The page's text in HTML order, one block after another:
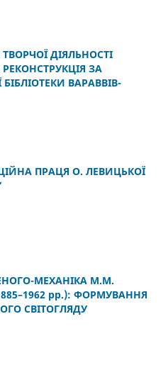
ДІЯЛЬНОСТІ
ЗА
ВАРАВВІВ-
ПРАЦЯ О. ЛЕВИЦЬКОЇ
МЕХАНІКА М.М.
рр.): ФОРМУВАННЯ
СВІТОГЛЯДУ